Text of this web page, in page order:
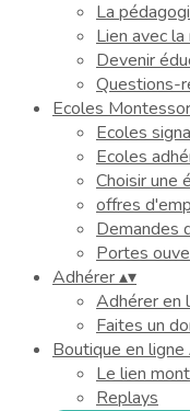
La
Lien avec la
Devenir
Questions-
Ecoles
Ecoles
Ecoles
Choisir une
offres
Demandes
Portes
Adhérer▴▾
Adhérer en
Faites un
Boutique en ligne
Le lien
Replays